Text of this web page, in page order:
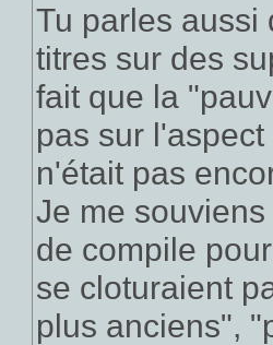
Tu parles aussi
titres sur des
fait que la
pas sur
n'était pas
Je me
de compile
se cloturaient
plus anciens",